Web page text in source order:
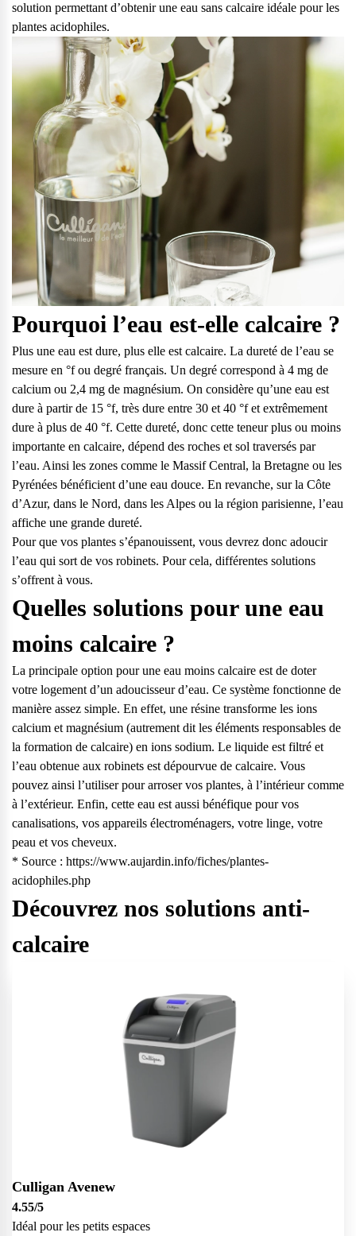
solution permettant d’obtenir une eau sans calcaire idéale pour les
plantes acidophiles.
Pourquoi l’eau est-elle calcaire ?
Plus une eau est dure, plus elle est calcaire. La dureté de l’eau se
mesure en °f ou degré français. Un degré correspond à 4 mg de
calcium ou 2,4 mg de magnésium. On considère qu’une eau est
dure à partir de 15 °f, très dure entre 30 et 40 °f et extrêmement
dure à plus de 40 °f. Cette dureté, donc cette teneur plus ou moins
importante en calcaire, dépend des roches et sol traversés par
l’eau. Ainsi les zones comme le Massif Central, la Bretagne ou les
Pyrénées bénéficient d’une eau douce. En revanche, sur la Côte
d’Azur, dans le Nord, dans les Alpes ou la région parisienne, l’eau
affiche une grande dureté.
Pour que vos plantes s’épanouissent, vous devrez donc adoucir
l’eau qui sort de vos robinets. Pour cela, différentes solutions
s’offrent à vous.
Quelles solutions pour une eau
moins calcaire ?
La principale option pour une eau moins calcaire est de doter
votre logement d’un adoucisseur d’eau. Ce système fonctionne de
manière assez simple. En effet, une résine transforme les ions
calcium et magnésium (autrement dit les éléments responsables de
la formation de calcaire) en ions sodium. Le liquide est filtré et
l’eau obtenue aux robinets est dépourvue de calcaire. Vous
pouvez ainsi l’utiliser pour arroser vos plantes, à l’intérieur comme
à l’extérieur. Enfin, cette eau est aussi bénéfique pour vos
canalisations, vos appareils électroménagers, votre linge, votre
peau et vos cheveux.
* Source : https://www.aujardin.info/fiches/plantes-
acidophiles.php
Découvrez nos solutions anti-
calcaire
Culligan Avenew
4.55/5
Idéal pour les petits espaces